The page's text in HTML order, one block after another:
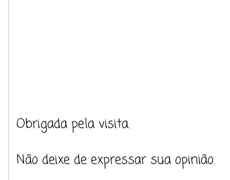
Obrigada pela visita.
Não deixe de expressar sua opinião.